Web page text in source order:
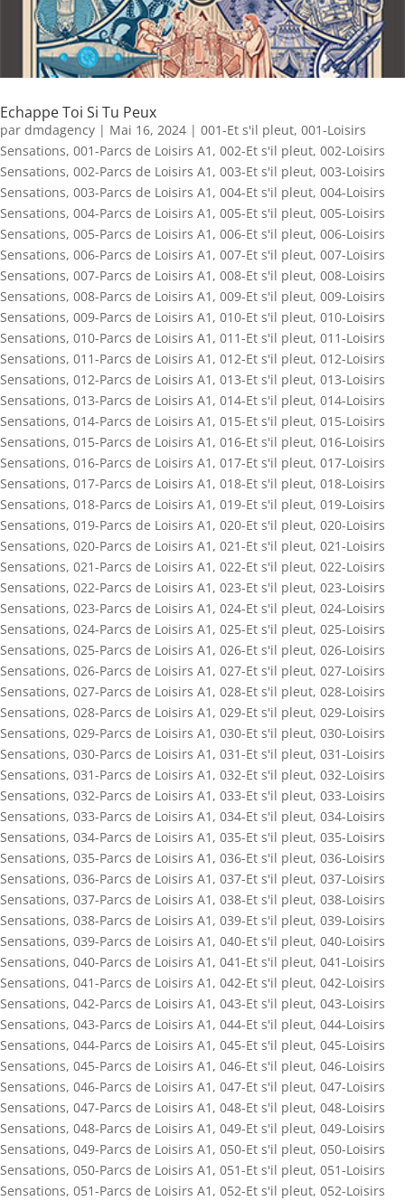
Echappe Toi Si Tu Peux
par dmdagency | Mai 16, 2024 | 001-Et s'il pleut, 001-Loisirs
Sensations, 001-Parcs de Loisirs A1 , 002-Et s'il pleut, 002-Loisirs
Sensations, 002-Parcs de Loisirs A1 , 003-Et s'il pleut, 003-Loisirs
Sensations, 003-Parcs de Loisirs A1 , 004-Et s'il pleut, 004-Loisirs
Sensations, 004-Parcs de Loisirs A1 , 005-Et s'il pleut, 005-Loisirs
Sensations, 005-Parcs de Loisirs A1 , 006-Et s'il pleut, 006-Loisirs
Sensations, 006-Parcs de Loisirs A1 , 007-Et s'il pleut, 007-Loisirs
Sensations, 007-Parcs de Loisirs A1 , 008-Et s'il pleut, 008-Loisirs
Sensations, 008-Parcs de Loisirs A1 , 009-Et s'il pleut, 009-Loisirs
Sensations, 009-Parcs de Loisirs A1 , 010-Et s'il pleut, 010-Loisirs
Sensations, 010-Parcs de Loisirs A1 , 011-Et s'il pleut, 011-Loisirs
Sensations, 011-Parcs de Loisirs A1 , 012-Et s'il pleut, 012-Loisirs
Sensations, 012-Parcs de Loisirs A1 , 013-Et s'il pleut, 013-Loisirs
Sensations, 013-Parcs de Loisirs A1 , 014-Et s'il pleut, 014-Loisirs
Sensations, 014-Parcs de Loisirs A1 , 015-Et s'il pleut, 015-Loisirs
Sensations, 015-Parcs de Loisirs A1 , 016-Et s'il pleut, 016-Loisirs
Sensations, 016-Parcs de Loisirs A1 , 017-Et s'il pleut, 017-Loisirs
Sensations, 017-Parcs de Loisirs A1 , 018-Et s'il pleut, 018-Loisirs
Sensations, 018-Parcs de Loisirs A1 , 019-Et s'il pleut, 019-Loisirs
Sensations, 019-Parcs de Loisirs A1 , 020-Et s'il pleut, 020-Loisirs
Sensations, 020-Parcs de Loisirs A1 , 021-Et s'il pleut, 021-Loisirs
Sensations, 021-Parcs de Loisirs A1 , 022-Et s'il pleut, 022-Loisirs
Sensations, 022-Parcs de Loisirs A1 , 023-Et s'il pleut, 023-Loisirs
Sensations, 023-Parcs de Loisirs A1 , 024-Et s'il pleut, 024-Loisirs
Sensations, 024-Parcs de Loisirs A1 , 025-Et s'il pleut, 025-Loisirs
Sensations, 025-Parcs de Loisirs A1 , 026-Et s'il pleut, 026-Loisirs
Sensations, 026-Parcs de Loisirs A1 , 027-Et s'il pleut, 027-Loisirs
Sensations, 027-Parcs de Loisirs A1 , 028-Et s'il pleut, 028-Loisirs
Sensations, 028-Parcs de Loisirs A1 , 029-Et s'il pleut, 029-Loisirs
Sensations, 029-Parcs de Loisirs A1 , 030-Et s'il pleut, 030-Loisirs
Sensations, 030-Parcs de Loisirs A1 , 031-Et s'il pleut, 031-Loisirs
Sensations, 031-Parcs de Loisirs A1 , 032-Et s'il pleut, 032-Loisirs
Sensations, 032-Parcs de Loisirs A1 , 033-Et s'il pleut, 033-Loisirs
Sensations, 033-Parcs de Loisirs A1 , 034-Et s'il pleut, 034-Loisirs
Sensations, 034-Parcs de Loisirs A1 , 035-Et s'il pleut, 035-Loisirs
Sensations, 035-Parcs de Loisirs A1 , 036-Et s'il pleut, 036-Loisirs
Sensations, 036-Parcs de Loisirs A1 , 037-Et s'il pleut, 037-Loisirs
Sensations, 037-Parcs de Loisirs A1 , 038-Et s'il pleut, 038-Loisirs
Sensations, 038-Parcs de Loisirs A1 , 039-Et s'il pleut, 039-Loisirs
Sensations, 039-Parcs de Loisirs A1 , 040-Et s'il pleut, 040-Loisirs
Sensations, 040-Parcs de Loisirs A1 , 041-Et s'il pleut, 041-Loisirs
Sensations, 041-Parcs de Loisirs A1 , 042-Et s'il pleut, 042-Loisirs
Sensations, 042-Parcs de Loisirs A1 , 043-Et s'il pleut, 043-Loisirs
Sensations, 043-Parcs de Loisirs A1 , 044-Et s'il pleut, 044-Loisirs
Sensations, 044-Parcs de Loisirs A1 , 045-Et s'il pleut, 045-Loisirs
Sensations, 045-Parcs de Loisirs A1 , 046-Et s'il pleut, 046-Loisirs
Sensations, 046-Parcs de Loisirs A1 , 047-Et s'il pleut, 047-Loisirs
Sensations, 047-Parcs de Loisirs A1 , 048-Et s'il pleut, 048-Loisirs
Sensations, 048-Parcs de Loisirs A1 , 049-Et s'il pleut, 049-Loisirs
Sensations, 049-Parcs de Loisirs A1 , 050-Et s'il pleut, 050-Loisirs
Sensations, 050-Parcs de Loisirs A1 , 051-Et s'il pleut, 051-Loisirs
Sensations, 051-Parcs de Loisirs A1 , 052-Et s'il pleut, 052-Loisirs